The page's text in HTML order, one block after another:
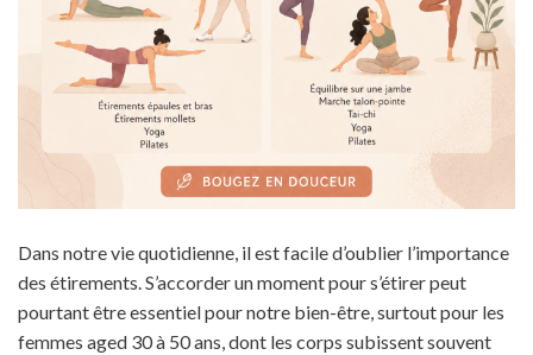
Dans notre vie quotidienne, il est facile d’oublier l’importance
des étirements. S’accorder un moment pour s’étirer peut
pourtant être essentiel pour notre bien-être, surtout pour les
femmes aged 30 à 50 ans, dont les corps subissent souvent